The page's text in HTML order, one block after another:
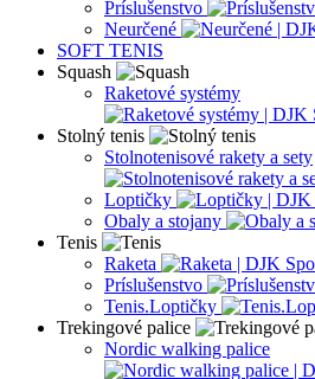
Príslušenstvo
Neurčené
SOFT TENIS
Squash
Raketové systémy
Stolný tenis
Stolnotenisové rakety a sety
Loptičky
Obaly a stojany
Tenis
Raketa
Príslušenstvo
Tenis.Loptičky
Trekingové palice
Nordic walking palice